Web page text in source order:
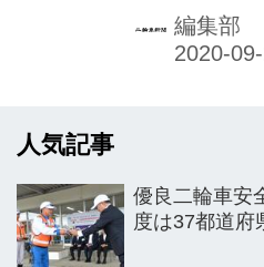
編集部
人気記事
優良二輪車安
度は37都道府